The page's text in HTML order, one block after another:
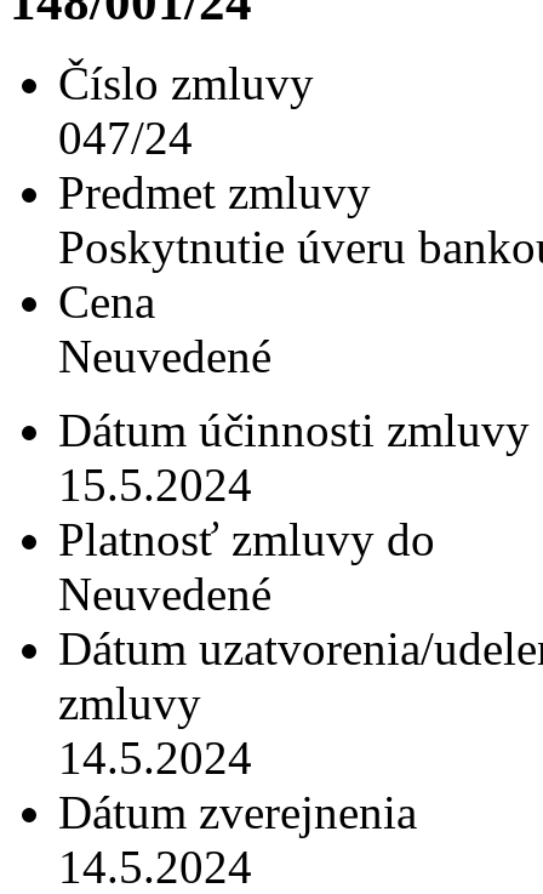
Číslo zmluvy
047/24
Predmet zmluvy
Poskytnutie úveru
Cena
Neuvedené
Dátum účinnosti zmluvy
15.5.2024
Platnosť zmluvy do
Neuvedené
Dátum uzatvorenia/
zmluvy
14.5.2024
Dátum zverejnenia
14.5.2024